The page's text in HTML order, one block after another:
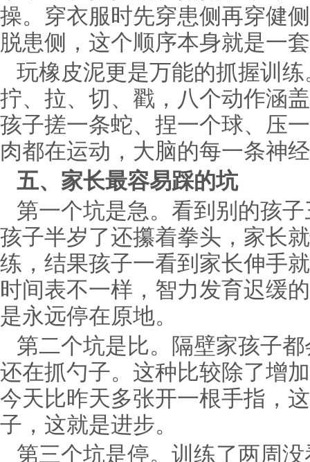
操。穿衣服时先穿患侧再穿健
脱患侧，这个顺序本身就是一
玩橡皮泥更是万能的抓握训
拧、拉、切、戳，八个动作涵
孩子搓一条蛇、捏一个球、压
肉都在运动，大脑的每一条神
五、家长最容易踩的坑
第一个坑是急。看到别的孩
孩子半岁了还攥着拳头，家长
练，结果孩子一看到家长伸手
时间表不一样，智力发育迟缓
是永远停在原地。
第二个坑是比。隔壁家孩子
还在抓勺子。这种比较除了增
今天比昨天多张开一根手指，
子，这就是进步。
第三个坑是停。训练了两周